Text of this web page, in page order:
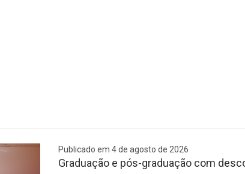
Publicado em 4 de agosto de 2026
Graduação e pós-graduação com